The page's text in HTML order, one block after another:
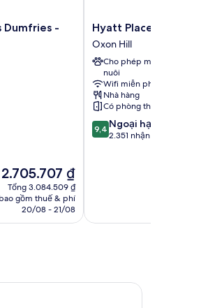
Dumfries -
Giá
hiện
tại
2.705.707 ₫
2.705.707 ₫
Tổng 3.084.509 ₫
bao gồm thuế & phí
20/08 - 21/08
Hyatt
Place
National
Harbor
Oxon
Hill
Hyatt Place
Oxon Hill
Cho phép mang vật
nuôi
Wifi miễn phí
Nhà hàng
Có phòng thông nhau
9.4
trên
9,4 Ngoại hạng
2.351 nhận xét